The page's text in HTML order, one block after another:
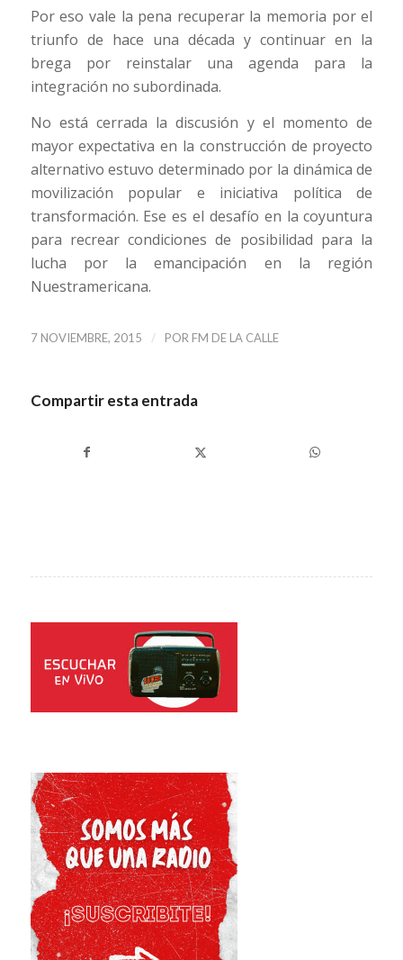
Por eso vale la pena recuperar la memoria por el
triunfo de hace una década y continuar en la
brega por reinstalar una agenda para la
integración no subordinada.
No está cerrada la discusión y el momento de
mayor expectativa en la construcción de proyecto
alternativo estuvo determinado por la dinámica de
movilización popular e iniciativa política de
transformación. Ese es el desafío en la coyuntura
para recrear condiciones de posibilidad para la
lucha por la emancipación en la región
Nuestramericana.
7 NOVIEMBRE, 2015 / POR FM DE LA CALLE
Compartir esta entrada